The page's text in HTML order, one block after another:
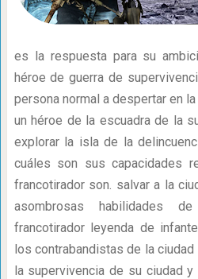
es la respuesta para su
héroe de guerra de
persona normal a despertar en
un héroe de la escuadra de la
explorar la isla de la
cuáles son sus capacidades
francotirador son. salvar a la
asombrosas habilidades
francotirador leyenda de
los contrabandistas de la
la supervivencia de su ciudad